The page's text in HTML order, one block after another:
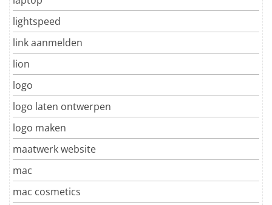
lightspeed
link aanmelden
lion
logo
logo laten ontwerpen
logo maken
maatwerk website
mac
mac cosmetics